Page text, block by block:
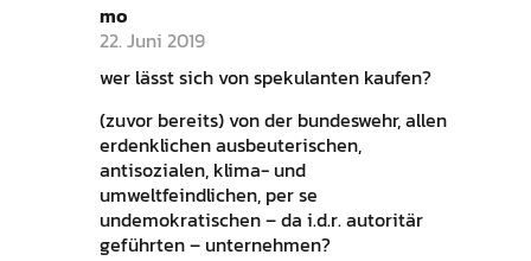
mo
22. Juni 2019
wer lässt sich von spekulanten kaufen?
(zuvor bereits) von der bundeswehr, allen
erdenklichen ausbeuterischen,
antisozialen, klima- und
umweltfeindlichen, per se
undemokratischen – da i.d.r. autoritär
geführten – unternehmen?